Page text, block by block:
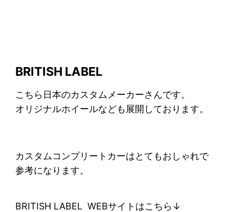
BRITISH LABEL
こちら日本のカスタムメーカーさんです。
オリジナルホイールなども展開しております。
カスタムコンプリートカーはとてもおしゃれで
参考になります。
BRITISH LABEL WEBサイトはこちら↓